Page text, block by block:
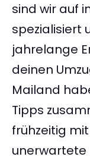
sind wir auf
spezialisiert
jahrelange
deinen
Mailand
Tipps
frühzeitig
unerwartete